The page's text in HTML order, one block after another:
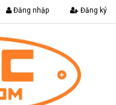
Đăng nhập Đăng ký